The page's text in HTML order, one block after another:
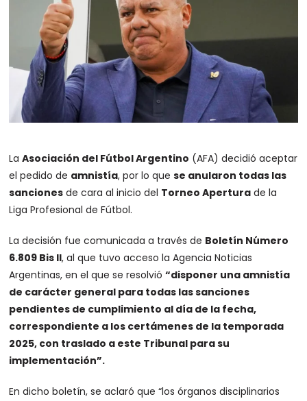
LaAsociación del Fútbol Argentino (AFA) decidió aceptar
el pedido de amnistía, por lo quese anularon todas las
sanciones de cara al inicio del Torneo Apertura de la
Liga Profesional de Fútbol.
La decisión fue comunicada a través de Boletín Número
6.809 Bis II, al que tuvo acceso la Agencia Noticias
Argentinas, en el que se resolvió“disponer una amnistía
de carácter general para todas las sanciones
pendientes de cumplimiento al día de la fecha,
correspondiente a los certámenes de la temporada
2025, con traslado a este Tribunal para su
implementación”.
En dicho boletín, se aclaró que “los órganos disciplinarios